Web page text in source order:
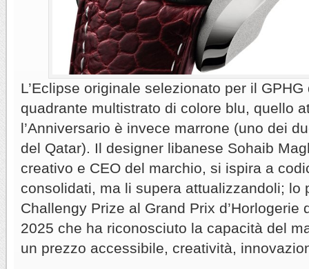
L’Eclipse originale selezionato per il
quadrante multistrato di colore blu, quello
l’Anniversario è invece marrone (uno dei
del Qatar). Il designer libanese Sohaib
creativo e CEO del marchio, si ispira a
consolidati, ma li supera attualizzandoli; lo
Challengy Prize al Grand Prix d’Horlogerie
2025 che ha riconosciuto la capacità del
un prezzo accessibile, creatività,